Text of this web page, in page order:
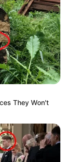
They Won't